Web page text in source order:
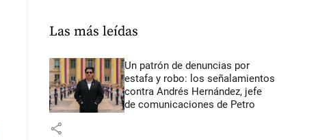
Las más leídas
Un patrón de denuncias por
estafa y robo: los señalamientos
contra Andrés Hernández, jefe
de comunicaciones de Petro
share